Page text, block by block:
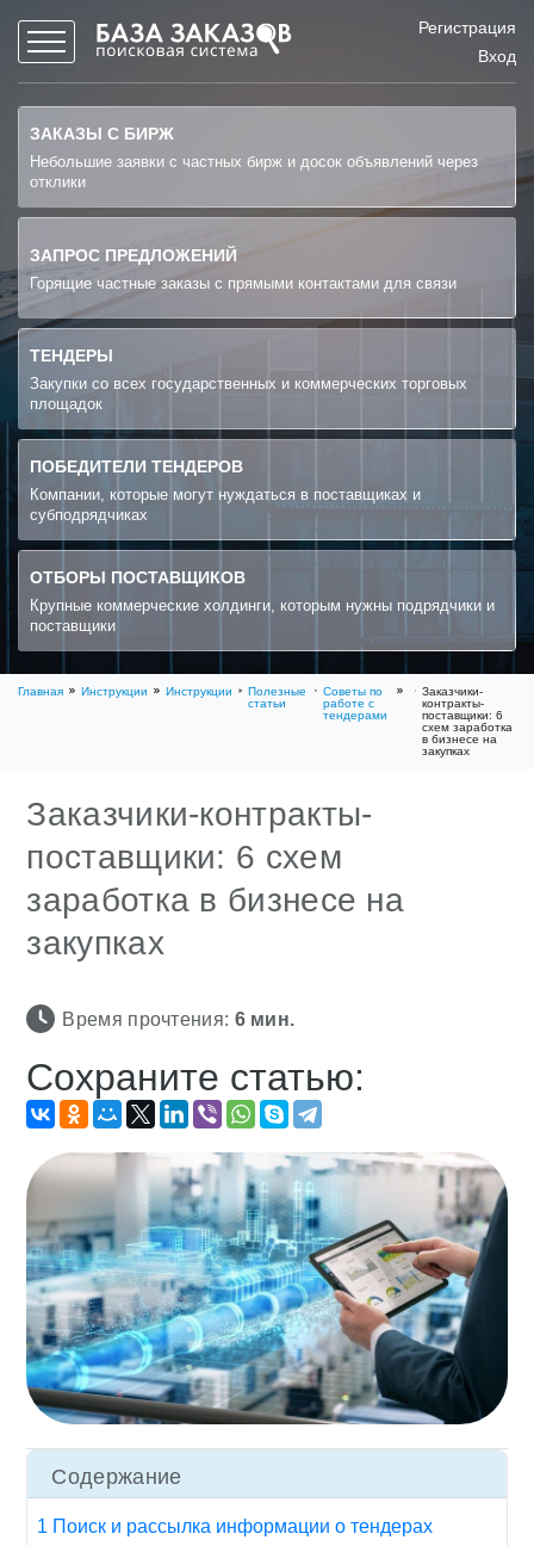
Регистрация
Вход
ЗАКАЗЫ С БИРЖ
Небольшие заявки с частных бирж и досок объявлений через
отклики
ЗАПРОС ПРЕДЛОЖЕНИЙ
Горящие частные заказы с прямыми контактами для связи
ТЕНДЕРЫ
Закупки со всех государственных и коммерческих торговых
площадок
ПОБЕДИТЕЛИ ТЕНДЕРОВ
Компании, которые могут нуждаться в поставщиках и
субподрядчиках
ОТБОРЫ ПОСТАВЩИКОВ
Крупные коммерческие холдинги, которым нужны подрядчики и
поставщики
Главная Инструкции Инструкции
Полезные
статьи
Советы по
работе с
тендерами
Заказчики-
контракты-
поставщики: 6
схем заработка
в бизнесе на
закупках
Заказчики-контракты-
поставщики: 6 схем
заработка в бизнесе на
закупках
Время прочтения: 6мин.
Сохраните статью:
Содержание
1 Поиск и рассылка информации о тендерах